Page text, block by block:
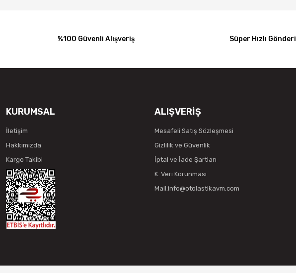
%100 Güvenli Alışveriş Süper Hızlı Gönderi
KURUMSAL
İletişim
Hakkımızda
Kargo Takibi
ALIŞVERİŞ
Mesafeli Satış Sözleşmesi
Gizlilik ve Güvenlik
İptal ve İade Şartları
K. Veri Korunması
Mail:info@otolastikavm.com